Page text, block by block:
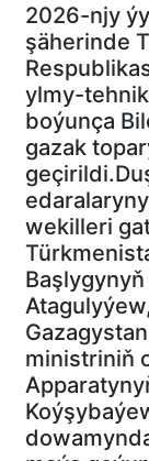
2026-njy
şäherinde
ylmy-
boýunça
gazak
wekilleri
ministriniň